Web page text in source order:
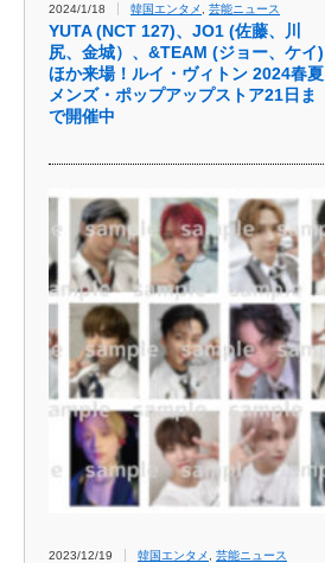
2024/1/18 韓国エンタメ 芸能ニュース
YUTA (NCT 127)、JO1 (佐藤、川
尻、金城）、&TEAM (ジョー、ケイ)
ほか来場！ルイ・ヴィトン 2024春夏
メンズ・ポップアップストア21日ま
で開催中
2023/12/19 韓国エンタメ 芸能ニュース